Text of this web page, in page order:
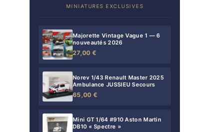
MINIATURES EXCLUSIVES
Majorette Vintage Vague 1 — 6
nouveautés 2026
27,00 €
Norev 1/43 Renault Master 2025
Ambulance JUSSIEU Secours
65,00 €
Mini GT 1/64 #910 Aston Martin
DB10 « Spectre »